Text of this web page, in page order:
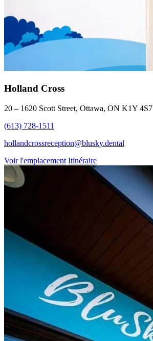
Holland Cross
20 – 1620 Scott Street, Ottawa, ON K1Y 4S7
(613) 728-1511
hollandcrossreception@blusky.dental
Voir l'emplacement Itinéraire